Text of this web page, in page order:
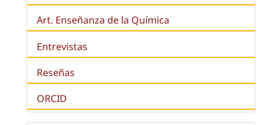
Art. Enseñanza de la Química
Entrevistas
Reseñas
ORCID